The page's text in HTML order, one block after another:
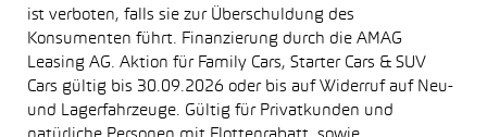
ist verboten, falls sie zur Überschuldung des
Konsumenten führt. Finanzierung durch die AMAG
Leasing AG. Aktion für Family Cars, Starter Cars & SUV
Cars gültig bis 30.09.2026 oder bis auf Widerruf auf Neu-
und Lagerfahrzeuge. Gültig für Privatkunden und